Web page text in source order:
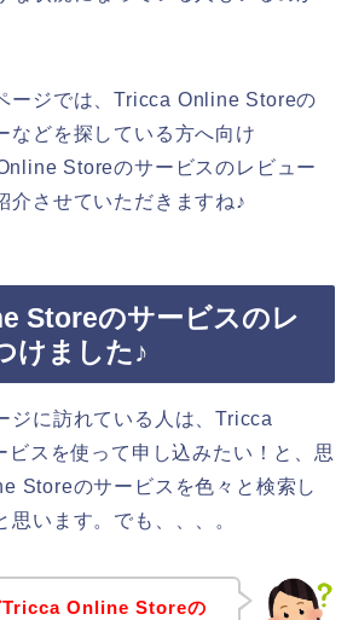
ージでは、Tricca Online Storeの
などを探している方へ向け
Storeのサービスのレビュー
介させていただきますね♪
Storeのサービスのレ
けました♪
ジに訪れている人は、Tricca
スを使って申し込みたい！と、思
Storeのサービスを色々と検索し
思います。でも、、、。
Tricca Online Storeの